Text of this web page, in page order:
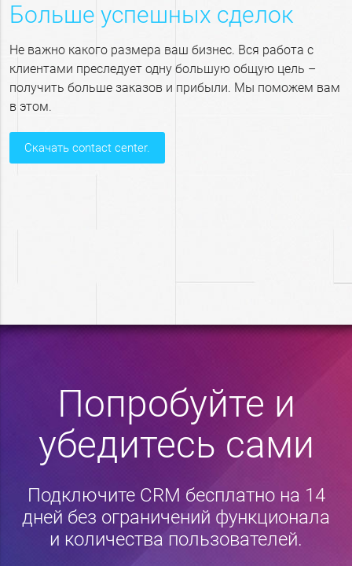
Больше успешных сделок
Не важно какого размера ваш бизнес. Вся работа с
клиентами преследует одну большую общую цель –
получить больше заказов и прибыли. Мы поможем вам
в этом.
скачать contact center.
Попробуйте и
убедитесь сами
Подключите CRM бесплатно на 14
дней без ограничений функционала
и количества пользователей.